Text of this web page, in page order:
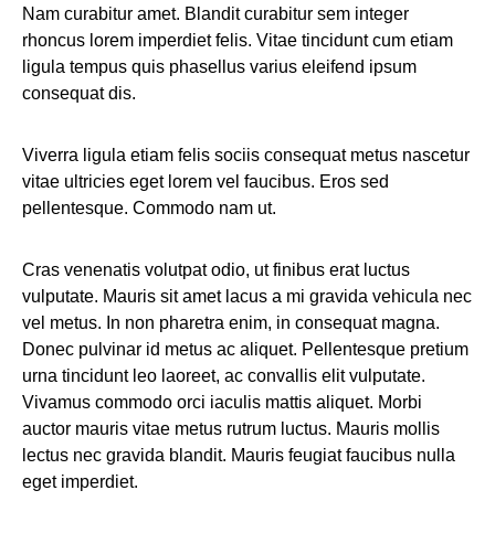
Nam curabitur amet. Blandit curabitur sem integer
rhoncus lorem imperdiet felis. Vitae tincidunt cum etiam
ligula tempus quis phasellus varius eleifend ipsum
consequat dis.
Viverra ligula etiam felis sociis consequat metus nascetur
vitae ultricies eget lorem vel faucibus. Eros sed
pellentesque. Commodo nam ut.
Cras venenatis volutpat odio, ut finibus erat luctus
vulputate. Mauris sit amet lacus a mi gravida vehicula nec
vel metus. In non pharetra enim, in consequat magna.
Donec pulvinar id metus ac aliquet. Pellentesque pretium
urna tincidunt leo laoreet, ac convallis elit vulputate.
Vivamus commodo orci iaculis mattis aliquet. Morbi
auctor mauris vitae metus rutrum luctus. Mauris mollis
lectus nec gravida blandit. Mauris feugiat faucibus nulla
eget imperdiet.